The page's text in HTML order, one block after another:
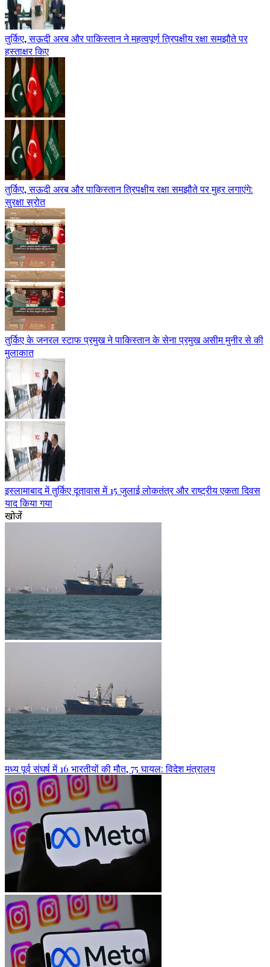
तुर्किए, सऊदी अरब और पाकिस्तान ने महत्वपूर्ण त्रिपक्षीय रक्षा समझौते पर
हस्ताक्षर किए
तुर्किए, सऊदी अरब और पाकिस्तान त्रिपक्षीय रक्षा समझौते पर मुहर लगाएंगे:
सुरक्षा स्रोत
तुर्किए के जनरल स्टाफ प्रमुख ने पाकिस्तान के सेना प्रमुख असीम मुनीर से की
मुलाकात
इस्लामाबाद में तुर्किए दूतावास में 15 जुलाई लोकतंत्र और राष्ट्रीय एकता दिवस
याद किया गया
खोजें
मध्य पूर्व संघर्ष में 16 भारतीयों की मौत, 75 घायल: विदेश मंत्रालय